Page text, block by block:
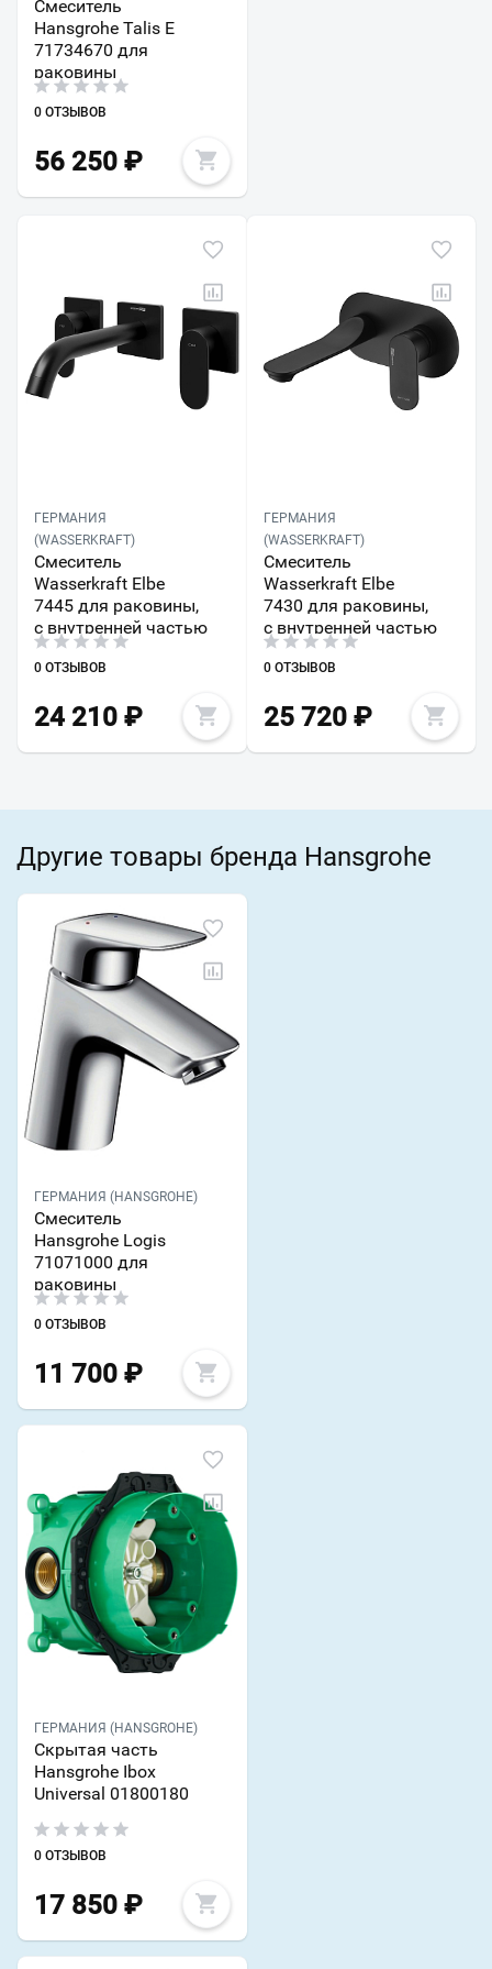
Смеситель
Hansgrohe Talis E
71734670 для
раковины
0 ОТЗЫВОВ
56 250 ₽
ГЕРМАНИЯ
(WASSERKRAFT)
Смеситель
Wasserkraft Elbe
7445 для раковины,
с внутренней частью
0 ОТЗЫВОВ
24 210 ₽
ГЕРМАНИЯ
(WASSERKRAFT)
Смеситель
Wasserkraft Elbe
7430 для раковины,
с внутренней частью
0 ОТЗЫВОВ
25 720₽
Другие товары бренда Hansgrohe
ГЕРМАНИЯ (HANSGROHE)
Смеситель
Hansgrohe Logis
71071000 для
раковины
0 ОТЗЫВОВ
11 700 ₽
ГЕРМАНИЯ (HANSGROHE)
Скрытая часть
Hansgrohe Ibox
Universal 01800180
0 ОТЗЫВОВ
17 850 ₽